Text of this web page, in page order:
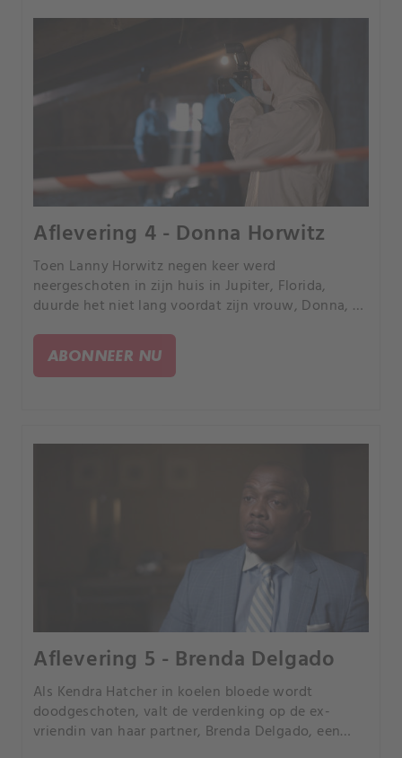
Aflevering 4 - Donna Horwitz
Toen Lanny Horwitz negen keer werd
neergeschoten in zijn huis in Jupiter, Florida,
duurde het niet lang voordat zijn vrouw, Donna, de
ABONNEER NU
Aflevering 5 - Brenda Delgado
Als Kendra Hatcher in koelen bloede wordt
doodgeschoten, valt de verdenking op de ex-
vriendin van haar partner, Brenda Delgado, een